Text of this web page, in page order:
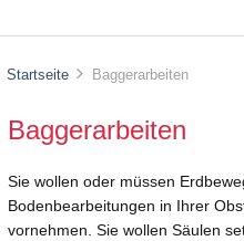
Startseite Baggerarbeiten
Baggerarbeiten
Sie wollen oder müssen
Bodenbearbeitungen in Ihrer
vornehmen. Sie wollen Säulen